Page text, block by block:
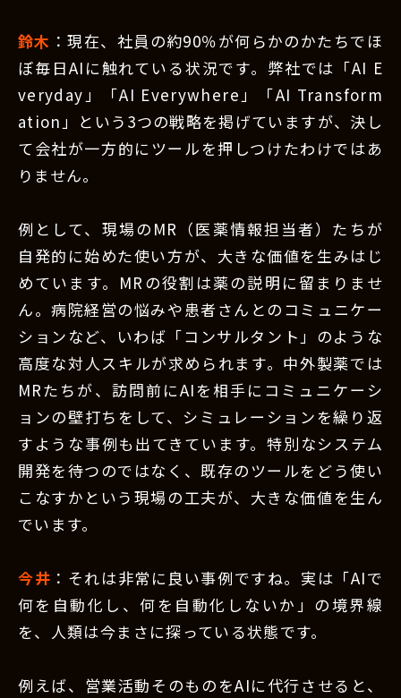
鈴木 ：現在、社員の約90％が何らかのかたちでほ
ぼ毎日AIに触れている状況です。弊社では「AI E
veryday」「AI Everywhere」「AI Transform
ation」という3つの戦略を掲げていますが、決し
て会社が一方的にツールを押しつけたわけではあ
りません。
例として、現場のMR（医薬情報担当者）たちが
自発的に始めた使い方が、大きな価値を生みはじ
めています。MRの役割は薬の説明に留まりませ
ん。病院経営の悩みや患者さんとのコミュニケー
ションなど、いわば「コンサルタント」のような
高度な対人スキルが求められます。中外製薬では
MRたちが、訪問前にAIを相手にコミュニケーシ
ョンの壁打ちをして、シミュレーションを繰り返
すような事例も出てきています。特別なシステム
開発を待つのではなく、既存のツールをどう使い
こなすかという現場の工夫が、大きな価値を生ん
でいます。
今井 ：それは非常に良い事例ですね。実は「AIで
何を自動化し、何を自動化しないか」の境界線
を、人類は今まさに探っている状態です。
例えば、営業活動そのものをAIに代行させると、